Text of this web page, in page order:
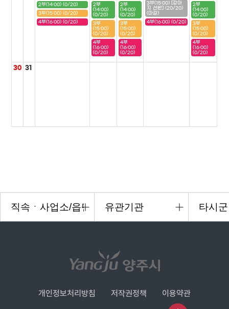
2부(14:00) (0/20)
3부(15:00) (0/20)
4부(16:00) (0/20)
2부
(14:00)
(0/20)
3부
(15:00)
(0/20)
4부
(16:00)
(0/20)
2부
(14:00)
(0/20)
3부
(15:00)
(0/20)
4부
(16:00)
(0/20)
3부(15:00) [강아
지 선반] (20/20)
(마감)
4부(16:00) (0/20)
2부
(14:00)
(0/20)
3부
(15:00)
(0/20)
4부
(16:00)
(0/20)
30 31
개인정보처리방침 저작권정책 이용약관